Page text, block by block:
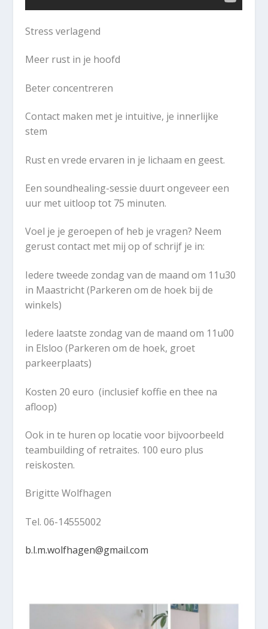
Stress verlagend
Meer rust in je hoofd
Beter concentreren
Contact maken met je intuitive, je innerlijke
stem
Rust en vrede ervaren in je lichaam en geest.
Een soundhealing-sessie duurt ongeveer een
uur met uitloop tot 75 minuten.
Voel je je geroepen of heb je vragen? Neem
gerust contact met mij op of schrijf je in:
Iedere tweede zondag van de maand om 11u30
in Maastricht (Parkeren om de hoek bij de
winkels)
Iedere laatste zondag van de maand om 11u00
in Elsloo (Parkeren om de hoek, groet
parkeerplaats)
Kosten 20 euro (inclusief koffie en thee na
afloop)
Ook in te huren op locatie voor bijvoorbeeld
teambuilding of retraites. 100 euro plus
reiskosten.
Brigitte Wolfhagen
Tel. 06-14555002
b.l.m.wolfhagen@gmail.com